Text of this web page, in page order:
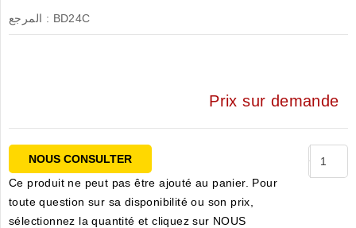
المرجع : BD24C
Prix sur demande
NOUS CONSULTER
Ce produit ne peut pas être ajouté au panier. Pour
toute question sur sa disponibilité ou son prix,
sélectionnez la quantité et cliquez sur NOUS